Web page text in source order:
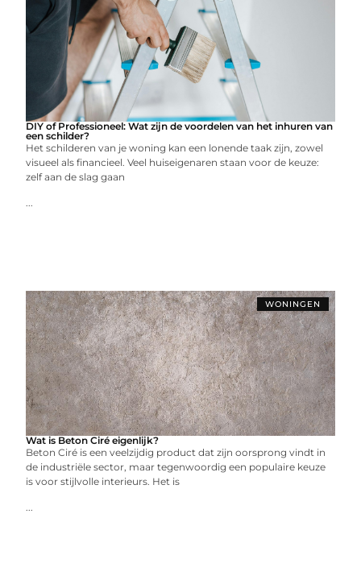
DIY of Professioneel: Wat zijn de voordelen van het inhuren van
een schilder?
Het schilderen van je woning kan een lonende taak zijn, zowel
visueel als financieel. Veel huiseigenaren staan voor de keuze:
zelf aan de slag gaan
...
WONINGEN
Wat is Beton Ciré eigenlijk?
Beton Ciré is een veelzijdig product dat zijn oorsprong vindt in
de industriële sector, maar tegenwoordig een populaire keuze
is voor stijlvolle interieurs. Het is
...